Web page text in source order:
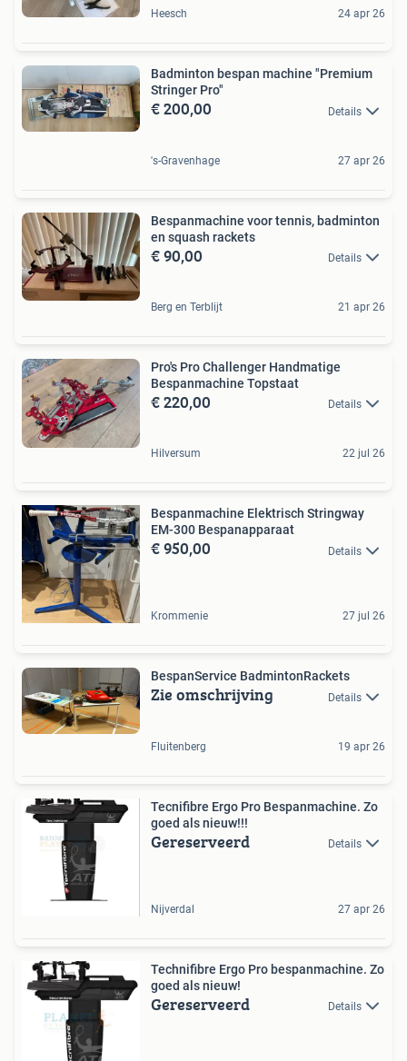
Heesch 24 apr 26
Badminton bespan machine "Premium
Stringer Pro"
€ 200,00 Details
's-Gravenhage 27 apr 26
Bespanmachine voor tennis, badminton
en squash rackets
€ 90,00 Details
Berg en Terblijt 21 apr 26
Pro's Pro Challenger Handmatige
Bespanmachine Topstaat
€ 220,00 Details
Hilversum 22 jul 26
Bespanmachine Elektrisch Stringway
EM-300 Bespanapparaat
€ 950,00 Details
Krommenie 27 jul 26
BespanService BadmintonRackets
Zie omschrijving Details
Fluitenberg 19 apr 26
Tecnifibre Ergo Pro Bespanmachine. Zo
goed als nieuw!!!
Gereserveerd Details
Nijverdal 27 apr 26
Technifibre Ergo Pro bespanmachine. Zo
goed als nieuw!
Gereserveerd Details